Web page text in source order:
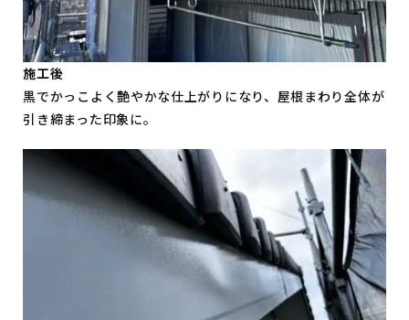
施工後
黒でかっこよく艶やかな仕上がりになり、屋根まわり全体が
引き締まった印象に。